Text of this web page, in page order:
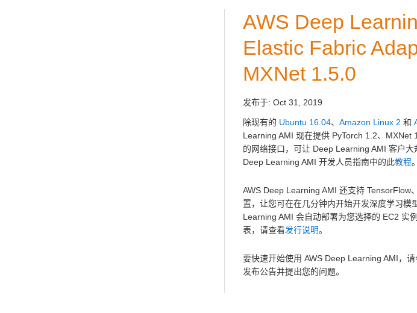
AWS Deep
Elastic Fabric
MXNet 1.5.0
发布于: Oct 31, 2019
除现有的 Ubuntu 16.04、 Amazon Linux 2 和
Learning AMI 现在提供 PyTorch 1.2、MXNet
的网络接口，可让 Deep Learning AMI 客户
Deep Learning AMI 开发人员指南中的此教程
AWS Deep Learning AMI 还支持 TensorFlow
置，让您可在在几分钟内开始开发深度学习
Learning AMI 会自动部署为您选择的 EC2 实
表，请查看发行说明。
要快速开始使用 AWS Deep Learning AMI，请
发布公告并提出您的问题。